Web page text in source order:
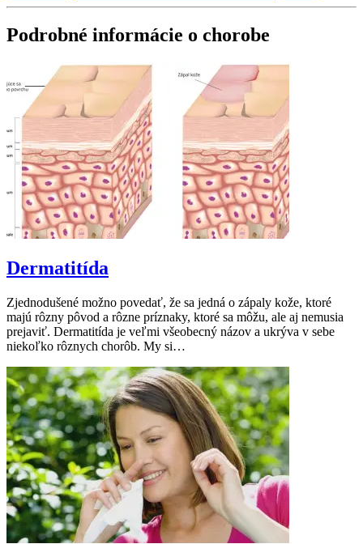
Podrobné informácie o chorobe
Dermatitída
Zjednodušené možno povedať, že sa jedná o zápaly kože, ktoré
majú rôzny pôvod a rôzne príznaky, ktoré sa môžu, ale aj nemusia
prejaviť. Dermatitída je veľmi všeobecný názov a ukrýva v sebe
niekoľko rôznych chorôb. My si…